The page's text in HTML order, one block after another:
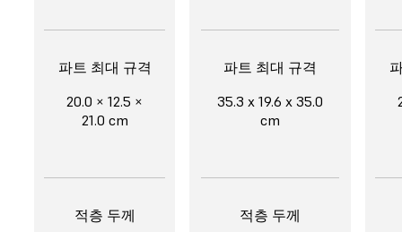
파트 최대 규격
20.0 × 12.5 ×
21.0 cm
적층 두께
파트 최대 규격
35.3 x 19.6 x 35.0
cm
적층 두께